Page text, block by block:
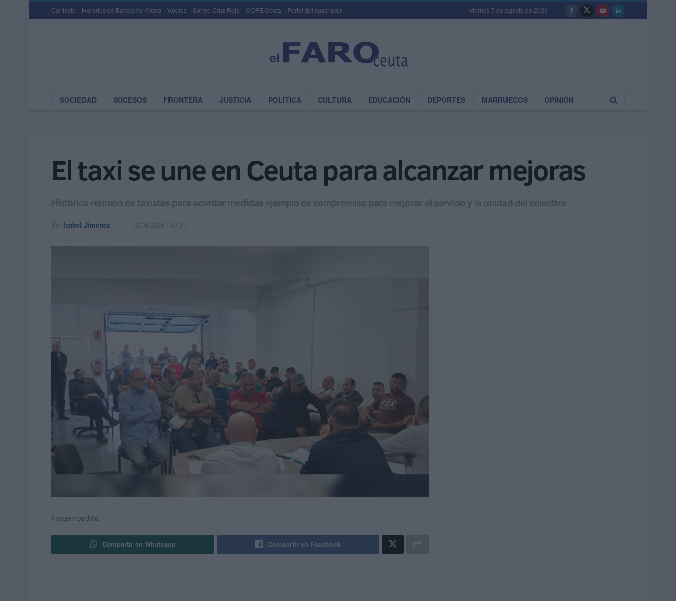
Contacto Horarios de Barcos by Kikoto Vuelos Sorteo Cruz Roja COPE Ceuta Portal del suscriptor viernes 7 de agosto de 2026
SOCIEDAD SUCESOS FRONTERA JUSTICIA POLÍTICA CULTURA EDUCACIÓN DEPORTES MARRUECOS OPINIÓN
El taxi se une en Ceuta para alcanzar mejoras
Histórica reunión de taxistas para acordar medidas ejemplo de compromiso para mejorar el servicio y la unidad del colectivo
Por Isabel Jiménez 13/05/2026 - 07:31
Imagen cedida
Compartir en Whatsapp Compartir en Facebook